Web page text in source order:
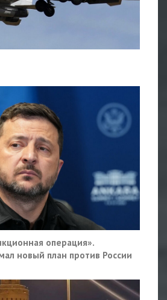
операция».
новый план против России